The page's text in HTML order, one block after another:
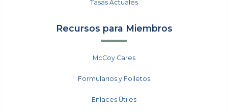
Tasas Actuales
Recursos para Miembros
McCoy Cares
Formularios y Folletos
Enlaces Útiles